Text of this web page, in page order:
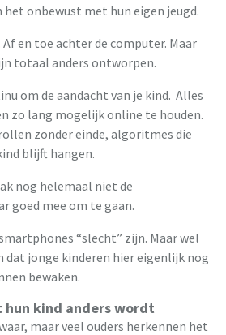
het onbewust met hun eigen jeugd.
Af en toe achter de computer. Maar
totaal anders ontworpen.
om de aandacht van je kind. Alles
zo lang mogelijk online te houden.
zonder einde, algoritmes die
blijft hangen.
nog helemaal niet de
goed mee om te gaan.
“slecht” zijn. Maar wel
dat jonge kinderen hier eigenlijk nog
bewaken.
hun kind anders wordt
maar veel ouders herkennen het